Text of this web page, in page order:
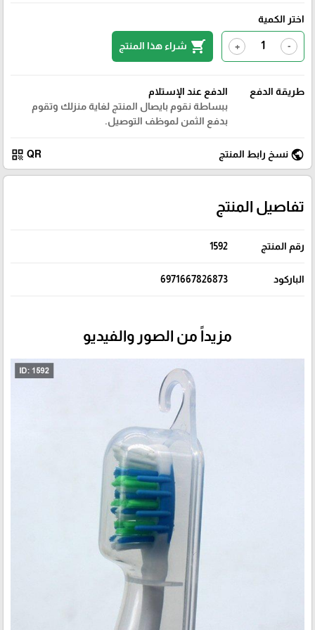
اختر الكمية
-
+
shopping_cart شراء هذا المنتج
طريقة الدفع
الدفع عند الإستلام
ببساطة نقوم بايصال المنتج لغاية منزلك وتقوم
بدفع الثمن لموظف التوصيل.
public نسخ رابط المنتج QR
qr_code
تفاصيل المنتج
رقم المنتج 1592
الباركود 6971667826873
مزيداً من الصور والفيديو